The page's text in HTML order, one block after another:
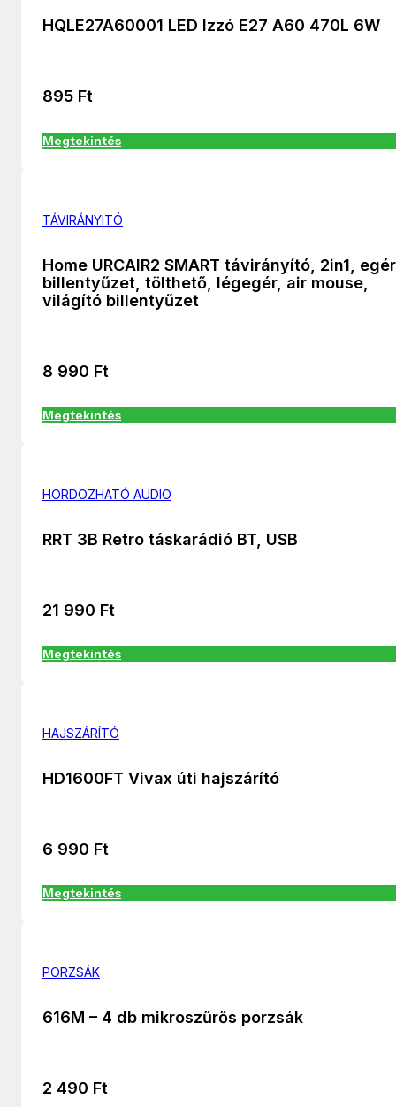
HQLE27A60001 LED Izzó E27 A60 470L 6W
895 Ft
Megtekintés
TÁVIRÁNYITÓ
Home URCAIR2 SMART távirányító, 2in1,
billentyűzet, tölthető, légegér, air mouse,
világító billentyűzet
8 990 Ft
Megtekintés
HORDOZHATÓ AUDIO
RRT 3B Retro táskarádió BT, USB
21 990 Ft
Megtekintés
HAJSZÁRÍTÓ
HD1600FT Vivax úti hajszárító
6 990 Ft
Megtekintés
PORZSÁK
616M – 4 db mikroszűrős porzsák
2 490 Ft